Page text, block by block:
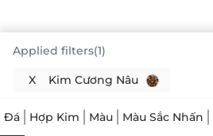
Applied filters(1)
X Kim Cương Nâu
Đá Hợp Kim Màu Màu Sắc Nhấn